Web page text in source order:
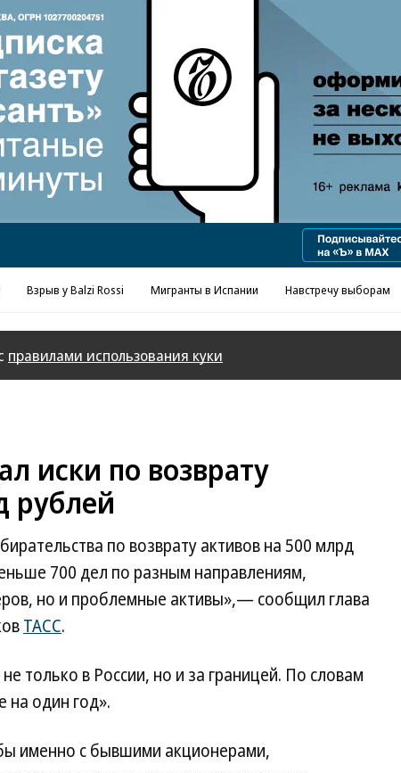
Реклама в «Ъ» www.kommersant.ru/ad
Взрыв у Balzi Rossi Мигранты в Испании Навстречу выборам
правилами использования куки
иски по возврату
рублей
по возврату активов на 500 млрд
700 дел по разным направлениям,
но и проблемные активы»,— сообщил глава
ТАСС.
только в России, но и за границей. По словам
на один год».
именно с бывшими акционерами,